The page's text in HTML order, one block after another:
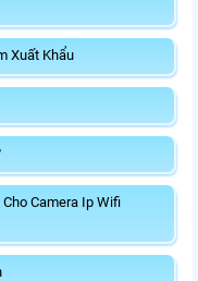
Xuất Khẩu
Camera Ip Wifi